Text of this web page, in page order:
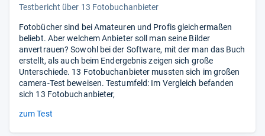
Testbericht über 13 Fotobuchanbieter
Fotobücher sind bei Amateuren und Profis gleichermaßen
beliebt. Aber welchem Anbieter soll man seine Bilder
anvertrauen? Sowohl bei der Software, mit der man das Buch
erstellt, als auch beim Endergebnis zeigen sich große
Unterschiede. 13 Fotobuchanbieter mussten sich im großen
camera-Test beweisen. Testumfeld: Im Vergleich befanden
sich 13 Fotobuchanbieter,
zum Test